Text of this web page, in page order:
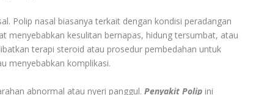
Polip nasal biasanya terkait dengan kondisi peradangan
menyebabkan kesulitan bernapas, hidung tersumbat, atau
terapi steroid atau prosedur pembedahan untuk
menyebabkan komplikasi.
abnormal atau nyeri panggul.Penyakit Polip ini